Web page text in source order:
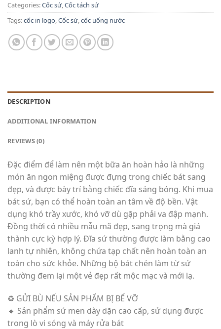
Categories:Cốc sứ,Cốc tách sứ
Tags:cốc in logo,Cốc sứ,cốc uống nước
DESCRIPTION
ADDITIONAL INFORMATION
REVIEWS (0)
Đặc điểm để làm nên một bữa ăn hoàn hảo là những
món ăn ngon miệng được đựng trong chiếc bát sang
đẹp, và được bày trí bằng chiếc đĩa sáng bóng. Khi mua
bát sứ, bạn có thể hoàn toàn an tâm về độ bền. Vật
dụng khó trầy xước, khó vỡ dù gặp phải va đập mạnh.
Đồng thời có nhiều mẫu mã đẹp, sang trọng mà giá
thành cực kỳ hợp lý. Đĩa sứ thường được làm bằng cao
lanh tự nhiên, không chứa tạp chất nên hoàn toàn an
toàn cho sức khỏe. Những bộ bát chén làm từ sứ
thường đem lại một vẻ đẹp rất mộc mạc và mới lạ.
♻️ GỬI BÙ NẾU SẢN PHẨM BỊ BỂ VỠ
🔹 Sản phẩm sứ men dày dặn cao cấp, sử dụng được
trong lò vi sóng và máy rửa bát